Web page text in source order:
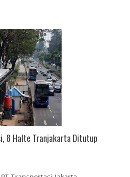
8 Halte Tranjakarta Ditutup